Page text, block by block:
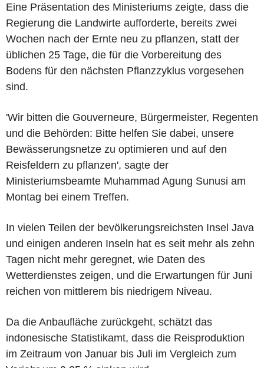
Eine Präsentation des Ministeriums zeigte, dass die
Regierung die Landwirte aufforderte, bereits zwei
Wochen nach der Ernte neu zu pflanzen, statt der
üblichen 25 Tage, die für die Vorbereitung des
Bodens für den nächsten Pflanzzyklus vorgesehen
sind.
'Wir bitten die Gouverneure, Bürgermeister, Regenten
und die Behörden: Bitte helfen Sie dabei, unsere
Bewässerungsnetze zu optimieren und auf den
Reisfeldern zu pflanzen', sagte der
Ministeriumsbeamte Muhammad Agung Sunusi am
Montag bei einem Treffen.
In vielen Teilen der bevölkerungsreichsten Insel Java
und einigen anderen Inseln hat es seit mehr als zehn
Tagen nicht mehr geregnet, wie Daten des
Wetterdienstes zeigen, und die Erwartungen für Juni
reichen von mittlerem bis niedrigem Niveau.
Da die Anbaufläche zurückgeht, schätzt das
indonesische Statistikamt, dass die Reisproduktion
im Zeitraum von Januar bis Juli im Vergleich zum